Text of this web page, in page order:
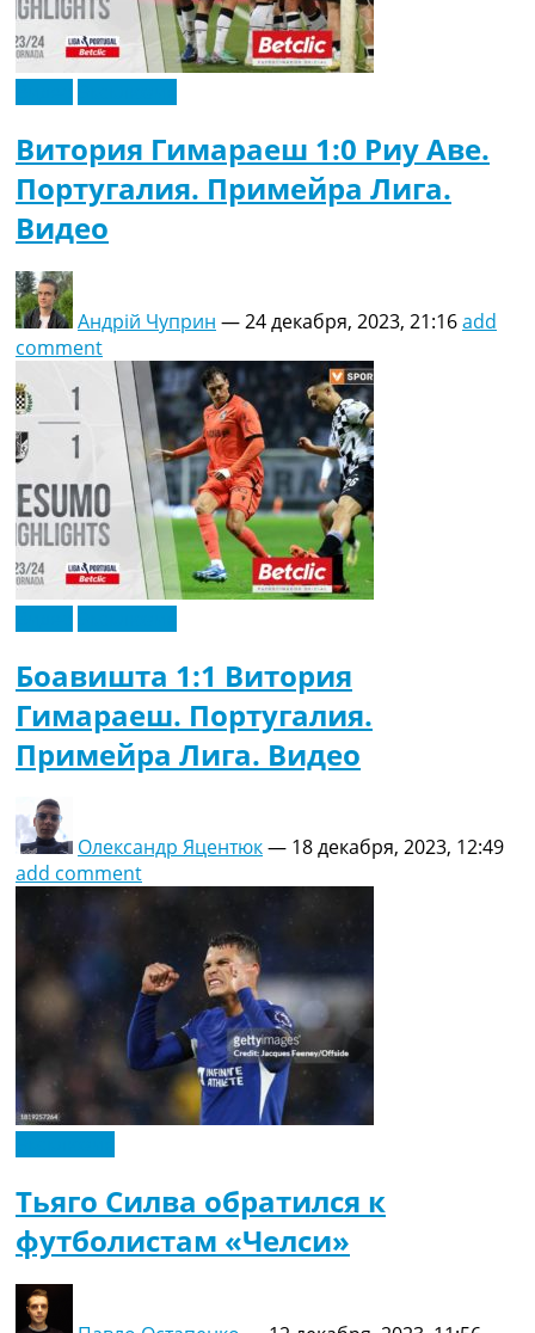
Витория Гимараеш 1:0 Риу Аве.
Португалия. Примейра Лига.
Видео
Андрій Чуприн —24 декабря, 2023, 21:16add
comment
Боавишта 1:1 Витория
Гимараеш. Португалия.
Примейра Лига. Видео
Олександр Яцентюк— 18 декабря, 2023, 12:49
add comment
Тьяго Силва обратился к
футболистам «Челси»